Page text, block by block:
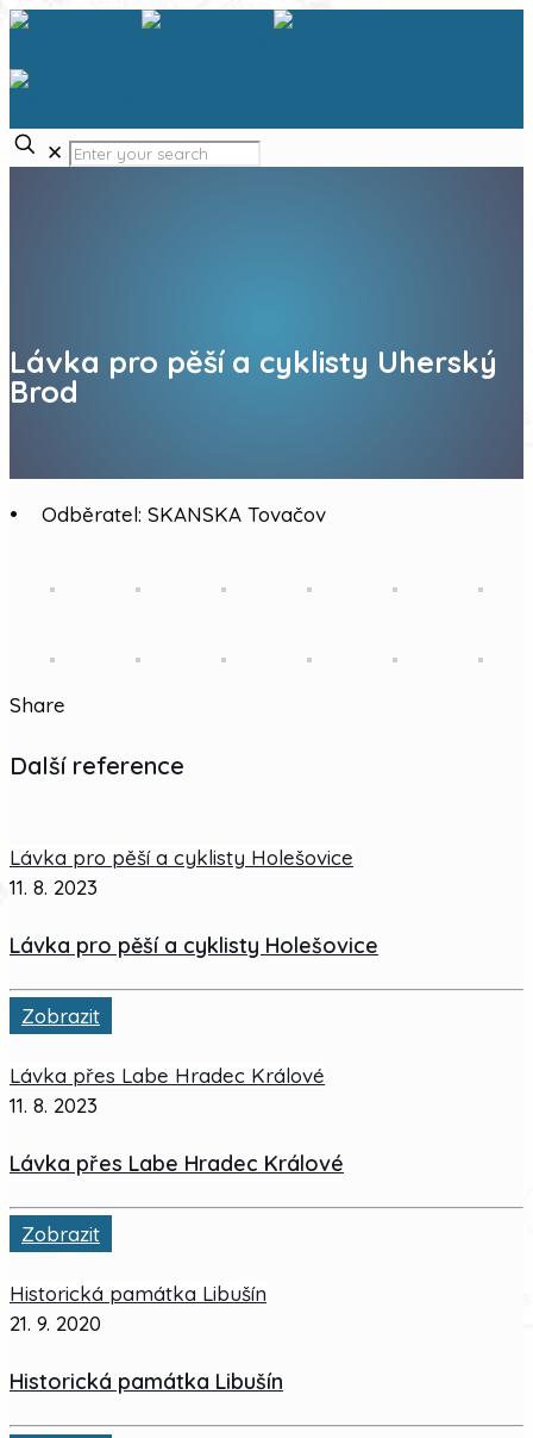
✕
Lávka pro pěší a cyklisty Uherský
Brod
• Odběratel: SKANSKA Tovačov
Share
Další reference
Lávka pro pěší a cyklisty Holešovice
11. 8. 2023
Lávka pro pěší a cyklisty Holešovice
Zobrazit
Lávka přes Labe Hradec Králové
11. 8. 2023
Lávka přes Labe Hradec Králové
Zobrazit
Historická památka Libušín
21. 9. 2020
Historická památka Libušín